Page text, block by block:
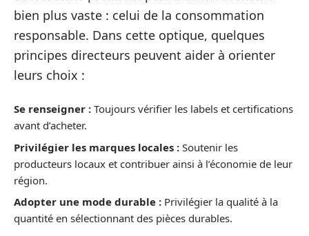
bien plus vaste : celui de la consommation
responsable. Dans cette optique, quelques
principes directeurs peuvent aider à orienter
leurs choix :
Se renseigner : Toujours vérifier les labels et certifications
avant d’acheter.
Privilégier les marques locales : Soutenir les
producteurs locaux et contribuer ainsi à l’économie de leur
région.
Adopter une mode durable : Privilégier la qualité à la
quantité en sélectionnant des pièces durables.